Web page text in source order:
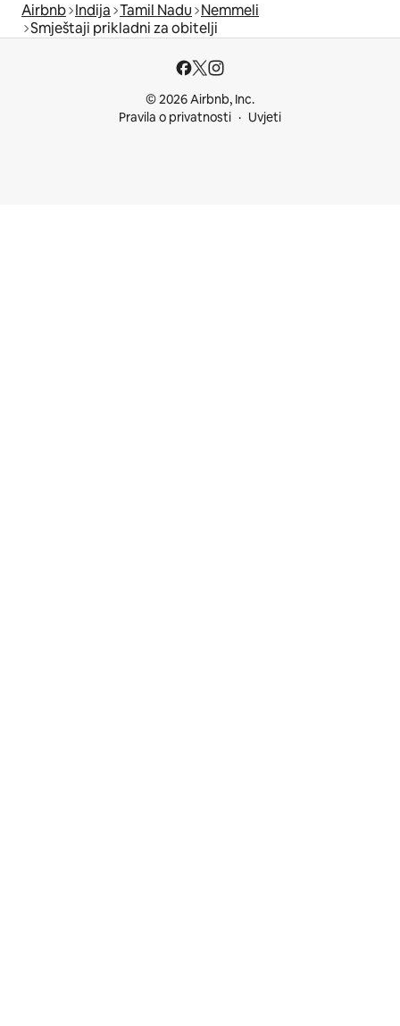
Airbnb Indija Tamil Nadu Nemmeli
Smještaji prikladni za obitelji
© 2026 Airbnb, Inc.
Pravila o privatnosti
Uvjeti